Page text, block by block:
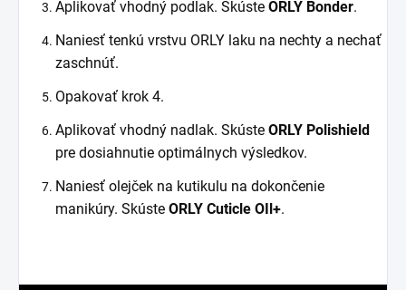
Aplikovať vhodný podlak. Skúste ORLY Bonder.
Naniesť tenkú vrstvu ORLY laku na nechty a nechať
zaschnúť.
Opakovať krok 4.
Aplikovať vhodný nadlak. Skúste ORLY Polishield
pre dosiahnutie optimálnych výsledkov.
Naniesť olejček na kutikulu na dokončenie
manikúry. Skúste ORLY Cuticle OIl+.